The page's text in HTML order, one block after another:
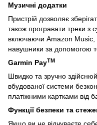
Музичні додатки
Пристрій дозволяє
також програвати треки з
включаючи Amazon
навушники за допомогою
Garmin PayTM
Швидко та зручно
вбудованої системи
платіжними картками від
Функції безпеки та